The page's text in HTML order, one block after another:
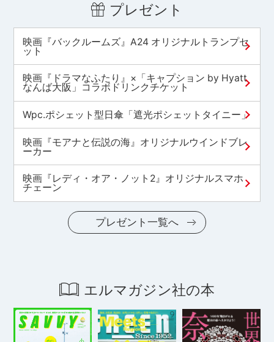
プレゼント
映画『バックルームズ』A24 オリジナルトランプセ
ット
映画『ドラマなふたり』×「キャプション by Hyatt
なんば大阪」コラボドリンクチケット
Wpc.ポシェット型日傘「遮光ポシェットタイニー」
映画『モアナと伝説の海』オリジナルウインドブレ
ーカー
映画『レディ・オア・ノット2』オリジナルスマホ
チェーン
プレゼント一覧へ
エルマガジン社の本